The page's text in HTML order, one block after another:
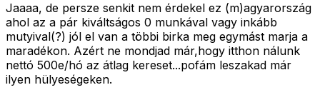
Jaaaa, de persze senkit nem érdekel ez (m)agyarország
ahol az a pár kiváltságos 0 munkával vagy inkább
mutyival(?) jól el van a többi birka meg egymást marja a
maradékon. Azért ne mondjad már,hogy itthon nálunk
nettó 500e/hó az átlag kereset...pofám leszakad már
ilyen hülyeségeken.